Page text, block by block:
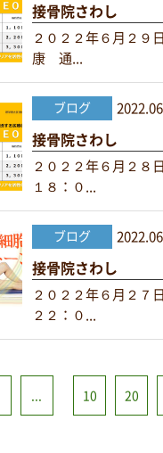
接骨院さわし ～
２０２２年６月２９
康 通...
ブログ
接骨院さわし ～
２０２２年６月２８
１８：０...
ブログ
接骨院さわし ～
２０２２年６月２７
２２：０...
10 20